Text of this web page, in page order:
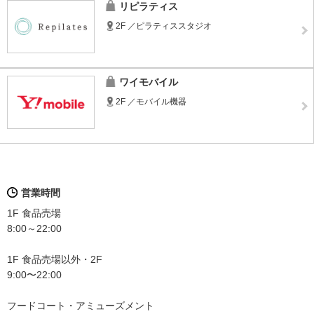
リピラティス
2F ／ピラティススタジオ
ワイモバイル
2F ／モバイル機器
営業時間
1F 食品売場
8:00～22:00
1F 食品売場以外・2F
9:00〜22:00
フードコート・アミューズメント